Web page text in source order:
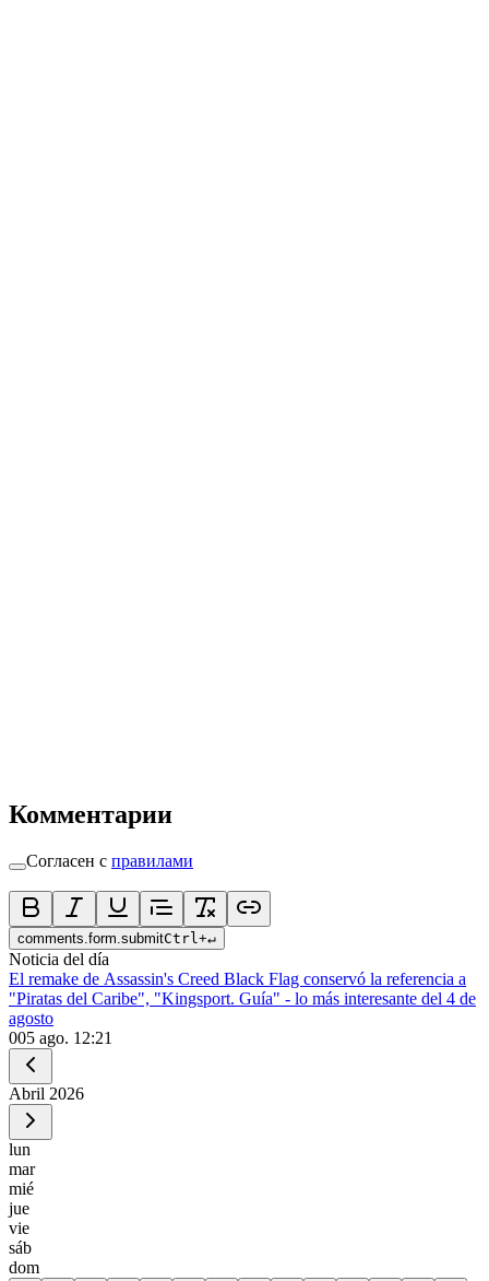
Комментарии
Согласен с правилами
comments.form.submitCtrl +↵
Noticia del día
El remake de Assassin's Creed Black Flag conservó la referencia a
"Piratas del Caribe", "Kingsport. Guía" - lo más interesante del 4 de
agosto
005 ago. 12:21
Abril 2026
lun
mar
mié
jue
vie
sáb
dom